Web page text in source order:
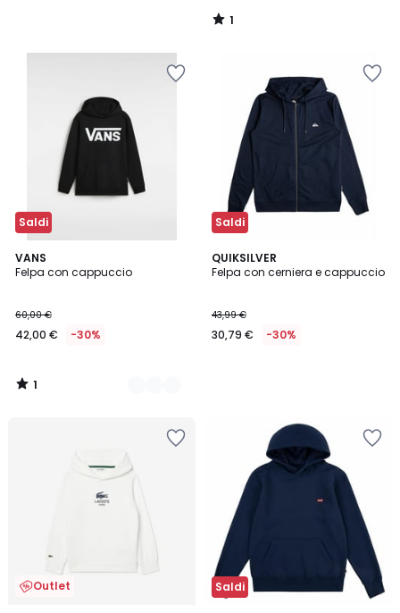
1
/
Saldi
VANS
Felpa con cappuccio
60,00 €
42,00 € -30%
1
/
2
Colori
1
/
Saldi
QUIKSILVER
Felpa con cerniera e cappuccio
43,99 €
30,79 € -30%
Outlet Saldi